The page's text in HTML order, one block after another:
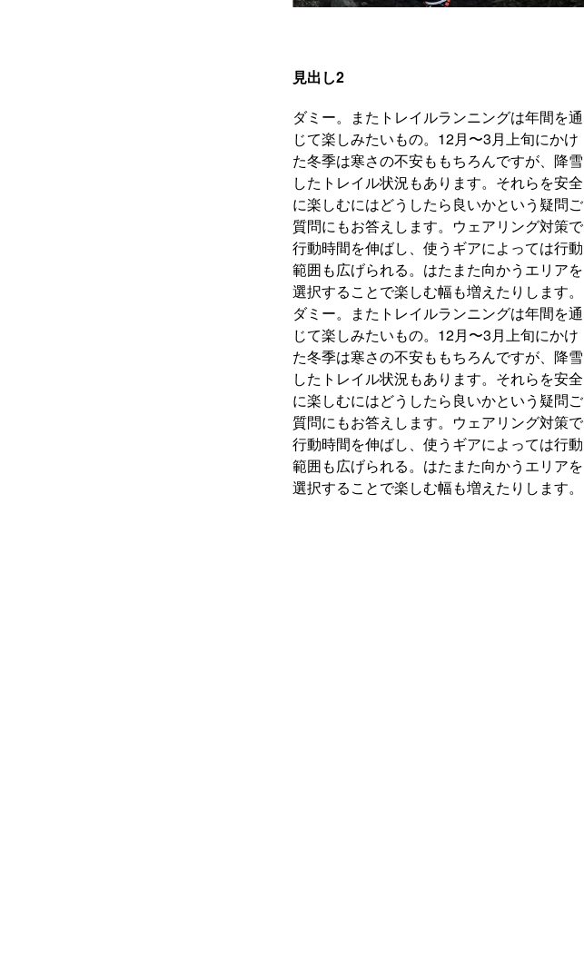
見出し2
ダミー。またトレイルランニングは年間を通
じて楽しみたいもの。12月〜3月上旬にかけ
た冬季は寒さの不安ももちろんですが、降雪
したトレイル状況もあります。それらを安全
に楽しむにはどうしたら良いかという疑問ご
質問にもお答えします。ウェアリング対策で
行動時間を伸ばし、使うギアによっては行動
範囲も広げられる。はたまた向かうエリアを
選択することで楽しむ幅も増えたりします。
ダミー。またトレイルランニングは年間を通
じて楽しみたいもの。12月〜3月上旬にかけ
た冬季は寒さの不安ももちろんですが、降雪
したトレイル状況もあります。それらを安全
に楽しむにはどうしたら良いかという疑問ご
質問にもお答えします。ウェアリング対策で
行動時間を伸ばし、使うギアによっては行動
範囲も広げられる。はたまた向かうエリアを
選択することで楽しむ幅も増えたりします。